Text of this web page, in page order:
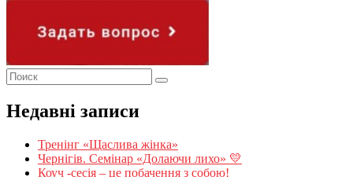
Недавні записи
Тренінг «Щаслива жінка»
Чернігів. Семінар «Долаючи лихо» 💛
Коуч -сесія – це побачення з собою!